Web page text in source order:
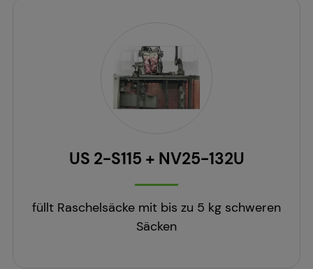
US 2-S115 + NV25-132U
füllt Raschelsäcke mit bis zu 5 kg schweren
Säcken